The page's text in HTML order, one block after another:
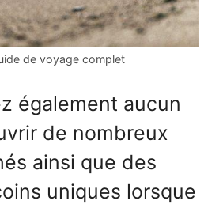
de voyage complet
également aucun
de nombreux
ainsi que des
uniques lorsque